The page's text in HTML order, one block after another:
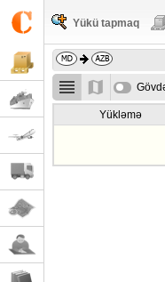
Yükü tapmaq
Yükləmə